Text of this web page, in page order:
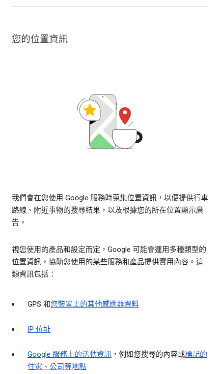
您的位置資訊
我們會在您使用 Google 服務時蒐集位置資訊，以便提供行車
路線、附近事物的搜尋結果，以及根據您的所在位置顯示廣
告。
視您使用的產品和設定而定，Google 可能會運用多種類型的
位置資訊，協助您使用的某些服務和產品提供實用內容。這
類資訊包括：
GPS 和您裝置上的其他感應器資料
IP 位址
Google 服務上的活動資訊 ，例如您搜尋的內容或標記的
住家、公司等地點